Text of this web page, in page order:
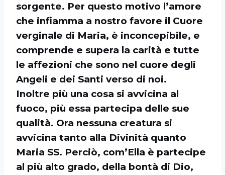
sorgente. Per questo motivo l’amore
che infiamma a nostro favore il Cuore
verginale di Maria, è inconcepibile, e
comprende e supera la carità e tutte
le affezioni che sono nel cuore degli
Angeli e dei Santi verso di noi.
Inoltre più una cosa si avvicina al
fuoco, più essa partecipa delle sue
qualità. Ora nessuna creatura si
avvicina tanto alla Divinità quanto
Maria SS. Perciò, com’Ella è partecipe
al più alto grado, della bontà di Dio,